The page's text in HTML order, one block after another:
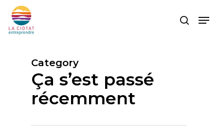
main
search
Category
Ça s’est passé
récemment